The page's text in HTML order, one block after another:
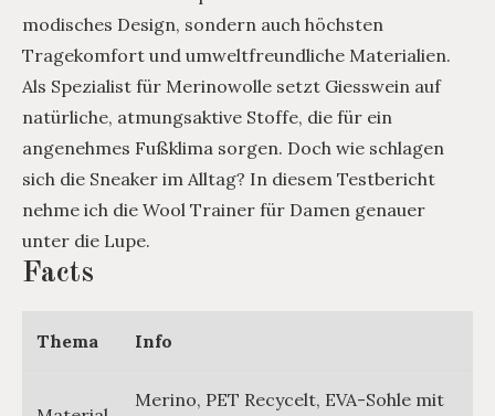
modisches Design, sondern auch höchsten
Tragekomfort und umweltfreundliche Materialien.
Als Spezialist für Merinowolle setzt Giesswein auf
natürliche, atmungsaktive Stoffe, die für ein
angenehmes Fußklima sorgen. Doch wie schlagen
sich die Sneaker im Alltag? In diesem Testbericht
nehme ich die Wool Trainer für Damen genauer
unter die Lupe.
Facts
Thema Info
Merino, PET Recycelt, EVA-Sohle mit